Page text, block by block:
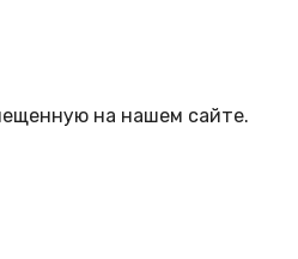
на нашем сайте.